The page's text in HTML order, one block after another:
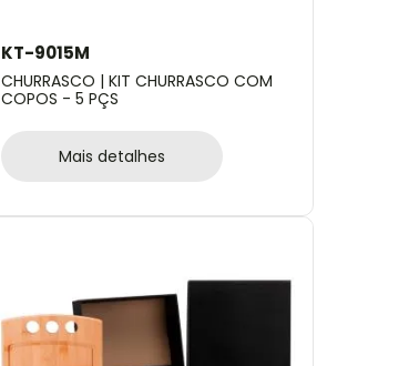
KT-9015M
CHURRASCO | KIT CHURRASCO COM
COPOS - 5 PÇS
Mais detalhes